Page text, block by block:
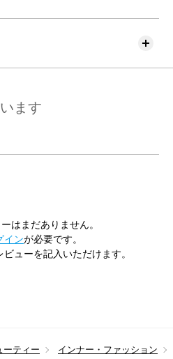
116cm 104cm 110cm
128cm
ます
はまだありません。
インが必要です。
ビューを記入いただけます。
ーティー インナー・ファッション